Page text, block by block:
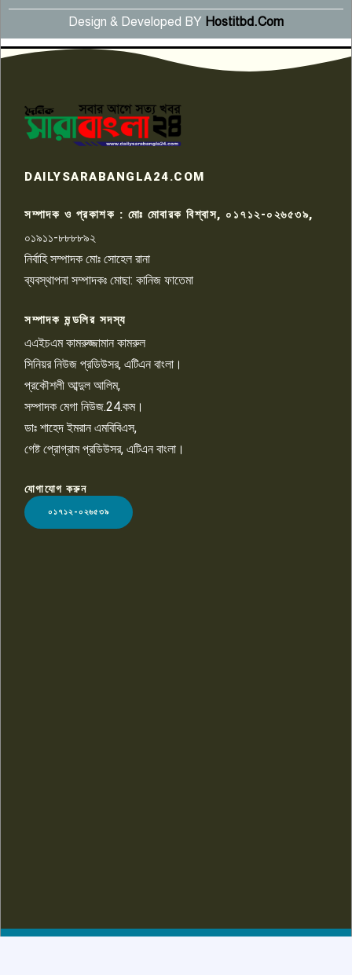
৬
সংবাদ সম্মেলনে অভিযোগ অস্বীকার
উদ্দেশ্য প্রণোদিত সংবাদ প্রকাশের
প্রতিবাদ নাজির হাসানের
৭
কেটে ঘরে ঢুকে স্কুল শিক্ষিকাকে হত্যা
টয়লেটের ট্যাংকি থেকে লাশ উদ্ধার
রাজশাহীতে সন্ত্রাসী হামলায় গুরুতর
৯
চাঁদাবাজি ও হয়রানির অভিযোগ
১০
Design & Developed BY Hostitbd.Com
LOGO
DAILYSARABANGLA24.COM
সম্পাদক ও প্রকাশক : মোঃ মোবারক বিশ্বাস, ০১৭১২-০২৬৫৩৯,
০১৯১১-৮৮৮৮৯২
নির্বাহি সম্পাদক মোঃ সোহেল রানা
ব্যবস্থাপনা সম্পাদকঃ মোছা: কানিজ ফাতেমা
সম্পাদক মন্ডলির সদস্য
এএইচএম কামরুজ্জামান কামরুল
সিনিয়র নিউজ প্রডিউসর, এটিএন বাংলা।
প্রকৌশলী আব্দুল আলিম,
সম্পাদক মেগা নিউজ.24.কম।
ডাঃ শাহেদ ইমরান এমবিবিএস,
গেষ্ট প্রোগ্রাম প্রডিউসর, এটিএন বাংলা।
যোগাযোগ করুন
০১৭১২-০২৬৫৩৯